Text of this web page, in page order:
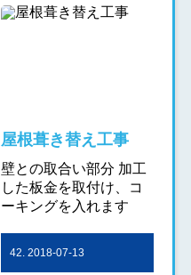
屋根葺き替え工事
壁との取合い部分 加工
した板金を取付け、コ
ーキングを入れます
42. 2018-07-13